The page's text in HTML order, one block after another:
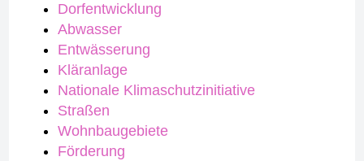
Dorfentwicklung
Abwasser
Entwässerung
Kläranlage
Nationale Klimaschutzinitiative
Straßen
Wohnbaugebiete
Förderung